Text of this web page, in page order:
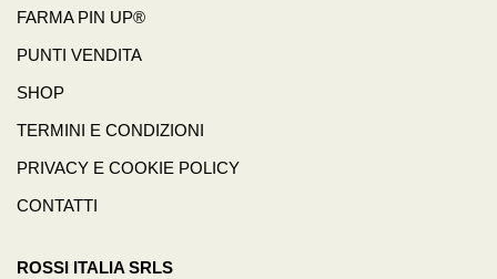
FARMA PIN UP®
PUNTI VENDITA
SHOP
TERMINI E CONDIZIONI
PRIVACY E COOKIE POLICY
CONTATTI
ROSSI ITALIA SRLS